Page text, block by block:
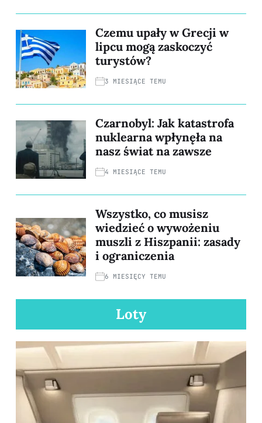
Czemu upały w Grecji w
lipcu mogą zaskoczyć
turystów?
3 MIESIĄCE TEMU
Czarnobyl: Jak katastrofa
nuklearna wpłynęła na
nasz świat na zawsze
4 MIESIĄCE TEMU
Wszystko, co musisz
wiedzieć o wywożeniu
muszli z Hiszpanii: zasady
i ograniczenia
6 MIESIĘCY TEMU
Loty